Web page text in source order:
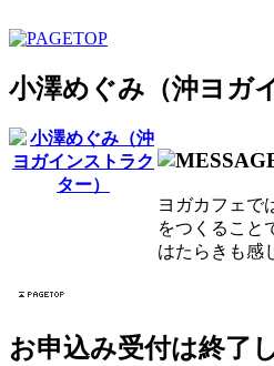
小澤めぐみ（沖ヨガ
ヨガカフェで
をつくること
はたらきも感
お申込み受付は終了